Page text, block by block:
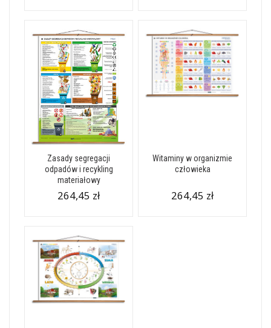
Zasady segregacji
odpadów i recykling
materiałowy
264,45 zł
Witaminy w organizmie
człowieka
264,45 zł